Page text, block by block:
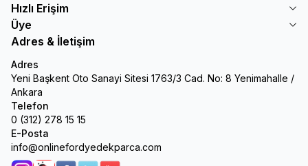
Hızlı Erişim
Üye
Adres & İletişim
Adres
Yeni Başkent Oto Sanayi Sitesi 1763/3 Cad. No: 8 Yenimahalle /
Ankara
Telefon
0 (312) 278 15 15
E-Posta
info@onlinefordyedekparca.com